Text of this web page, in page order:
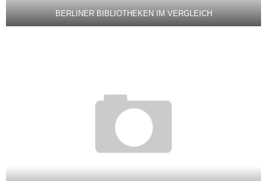
BERLINER BIBLIOTHEKEN IM VERGLEICH